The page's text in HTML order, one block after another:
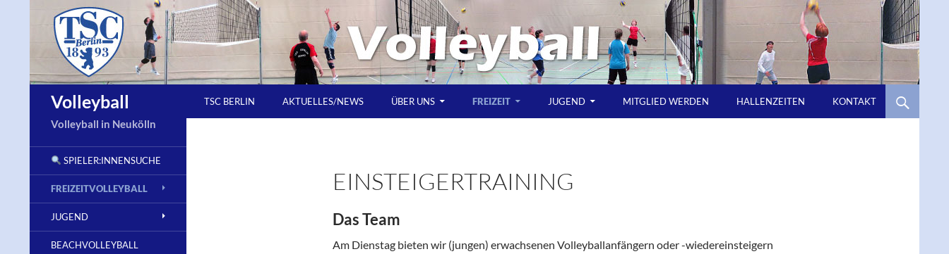
Volleyball TSC BERLIN AKTUELLES/NEWS ÜBER UNS FREIZEIT JUGEND MITGLIED WERDEN HALLENZEITEN KONTAKT
EINSTEIGERTRAINING
Das Team
Am Dienstag bieten wir (jungen) erwachsenen Volleyballanfängern oder -wiedereinsteigern
Volleyball in Neukölln
SPIELER:INNENSUCHE
FREIZEITVOLLEYBALL
JUGEND
BEACHVOLLEYBALL